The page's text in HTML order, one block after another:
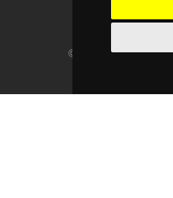
© Pronorte Sonido